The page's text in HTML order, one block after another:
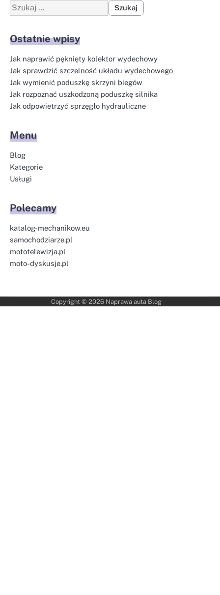
Szukaj:
Ostatnie wpisy
Jak naprawić pęknięty kolektor wydechowy
Jak sprawdzić szczelność układu wydechowego
Jak wymienić poduszkę skrzyni biegów
Jak rozpoznać uszkodzoną poduszkę silnika
Jak odpowietrzyć sprzęgło hydrauliczne
Menu
Blog
Kategorie
Usługi
Polecamy
katalog-mechanikow.eu
samochodziarze.pl
mototelewizja.pl
moto-dyskusje.pl
Copyright © 2026 Naprawa auta Blog